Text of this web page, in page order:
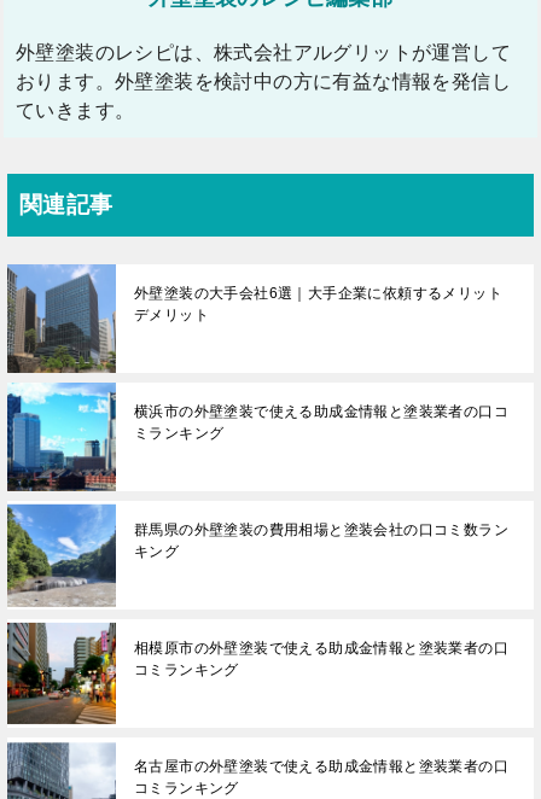
外壁塗装のレシピは、株式会社アルグリットが運営して
おります。外壁塗装を検討中の方に有益な情報を発信し
ていきます。
関連記事
外壁塗装の大手会社6選｜大手企業に依頼するメリット
デメリット
横浜市の外壁塗装で使える助成金情報と塗装業者の口コ
ミランキング
群馬県の外壁塗装の費用相場と塗装会社の口コミ数ラン
キング
相模原市の外壁塗装で使える助成金情報と塗装業者の口
コミランキング
名古屋市の外壁塗装で使える助成金情報と塗装業者の口
コミランキング